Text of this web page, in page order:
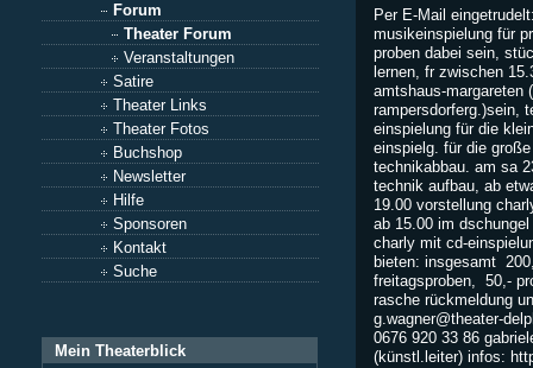
Forum
Theater Forum
Veranstaltungen
Satire
Theater Links
Theater Fotos
Buchshop
Newsletter
Hilfe
Sponsoren
Kontakt
Suche
Mein Theaterblick
Per E-Mail
musikeinspielung für
proben dabei sein,
lernen, fr zwischen
amtshaus-margareten
rampersdorferg.)sein,
einspielung für die
einspielg. für die
technikabbau. am sa
technik aufbau, ab
19.00 vorstellung
ab 15.00 im
charly mit cd-
bieten: insgesamt 
freitagsproben,  50,-
rasche rückmeldung
g.wagner@theater-
0676 920 33 86
(künstl.leiter) infos: